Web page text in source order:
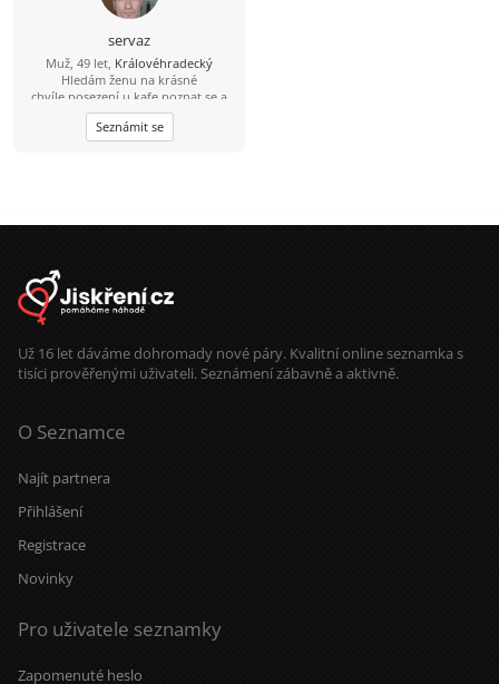
servaz
Muž, 49 let, Královéhradecký
Hledám ženu na krásné
chvíle,posezení u kafe,poznat se a
pak se uvidí.Jízda na horském kole
,lesňačky i traily.Procházka v
přírodě.A i jiné...
Seznámit se
Už 16 let dáváme dohromady nové páry. Kvalitní online seznamka s
tisíci prověřenými uživateli. Seznámení zábavně a aktivně.
O Seznamce
Najít partnera
Přihlášení
Registrace
Novinky
Pro uživatele seznamky
Zapomenuté heslo